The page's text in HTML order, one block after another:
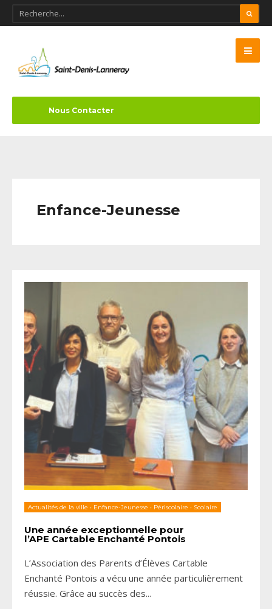
Nous Contacter
Enfance-Jeunesse
Actualités de la ville • Enfance-Jeunesse • Périscolaire • Scolaire
Une année exceptionnelle pour
l’APE Cartable Enchanté Pontois
L’Association des Parents d’Élèves Cartable
Enchanté Pontois a vécu une année particulièrement
réussie. Grâce au succès des...